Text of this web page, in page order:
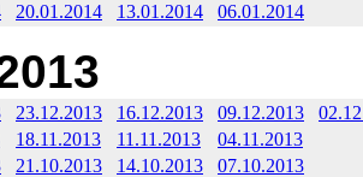
20.01.2014 13.01.2014 06.01.2014
23.12.2013 16.12.2013 09.12.2013
18.11.2013 11.11.2013
04.11.2013
21.10.2013 14.10.2013
07.10.2013